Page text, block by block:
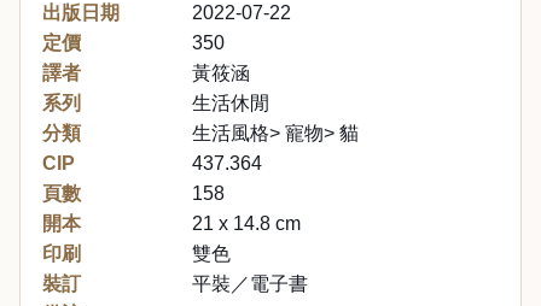
出版日期
2022-07-22
定價
350
譯者
黃筱涵
系列
生活休閒
分類
生活風格> 寵物> 貓
CIP
437.364
頁數
158
開本
21 x 14.8 cm
印刷
雙色
裝訂
平裝／電子書